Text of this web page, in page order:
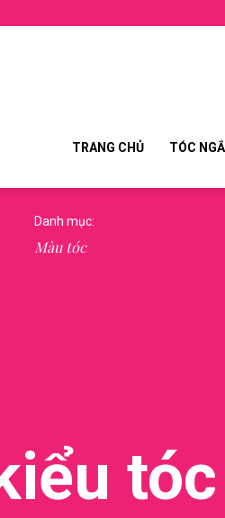
TRANG CHỦ TÓC
Danh mục:
Màu tóc